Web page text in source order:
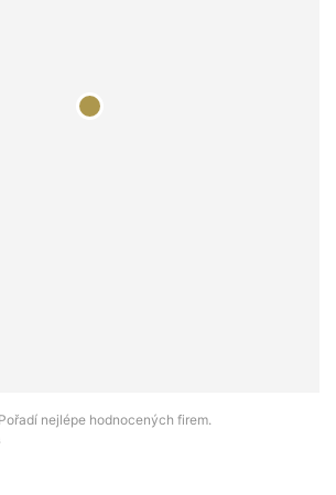
Pořadí nejlépe hodnocených firem.